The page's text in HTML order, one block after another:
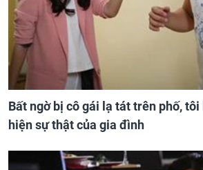
Bất ngờ bị cô gái lạ tát trên phố,
hiện sự thật của gia đình